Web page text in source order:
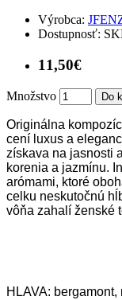
Výrobca:
Dostupnosť:
11,50€
Množstvo Do
Originálna
cení luxus a
získava na jasnosti
korenia a jazmínu.
arómami, ktoré
celku neskutočnú
vôňa zahalí ženské
HLAVA: